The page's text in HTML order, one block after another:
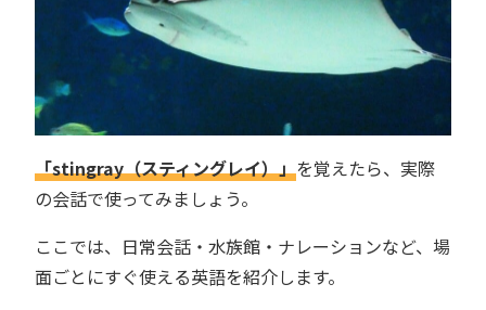
「stingray（スティングレイ）」を覚えたら、実際
の会話で使ってみましょう。
ここでは、日常会話・水族館・ナレーションなど、場
面ごとにすぐ使える英語を紹介します。